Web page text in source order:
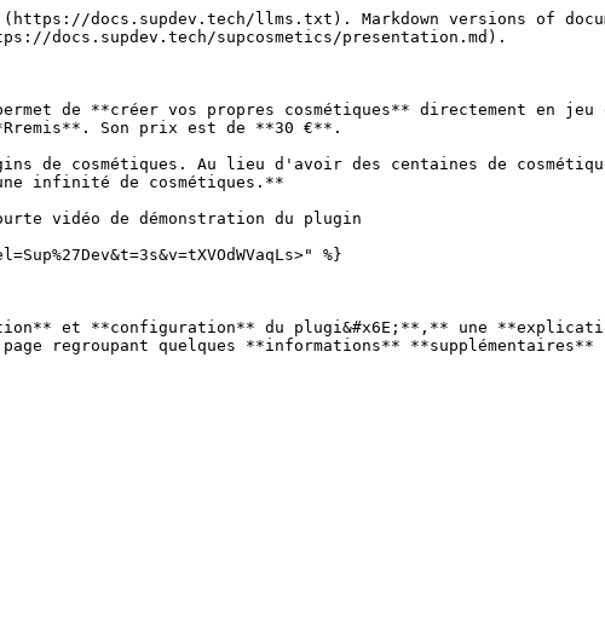
docs.supdev.tech/llms.txt). Markdown versions of
docs.supdev.tech/supcosmetics/presentation.md).
de **créer vos propres cosmétiques** directement en
Son prix est de **30 €**.
de cosmétiques. Au lieu d'avoir des centaines de
infinité de cosmétiques.**
vidéo de démonstration du plugin
%}
et **configuration** du plugi&#x6E;**,** une